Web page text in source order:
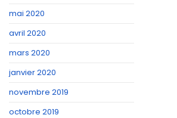
mai 2020
avril 2020
mars 2020
janvier 2020
novembre 2019
octobre 2019